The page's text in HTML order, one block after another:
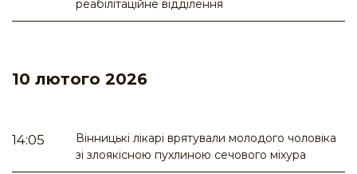
реабілітаційне відділення
10 лютого 2026
14:05
Вінницькі лікарі врятували молодого чоловіка
зі злоякісною пухлиною сечового міхура